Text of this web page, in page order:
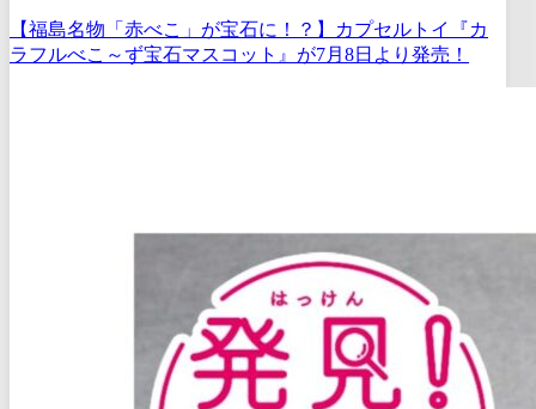
【福島名物「赤べこ」が宝石に！？】カプセルトイ『カ
ラフルべこ～ず宝石マスコット』が7月8日より発売！